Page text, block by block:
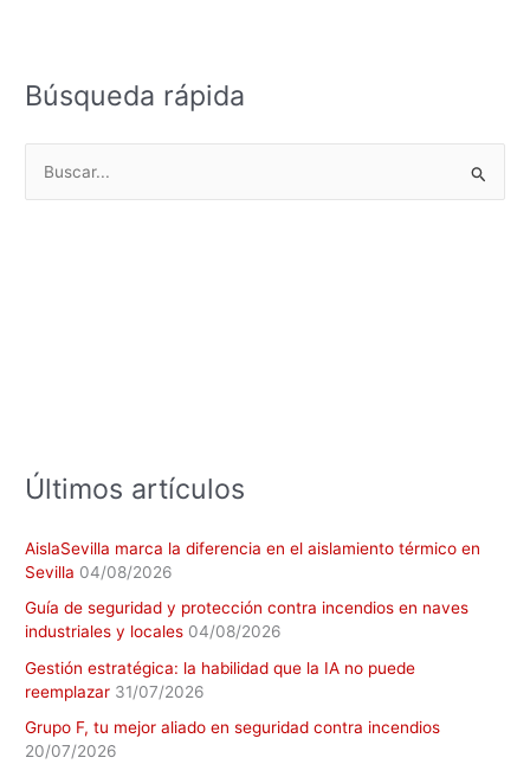
Búsqueda rápida
Últimos artículos
AislaSevilla marca la diferencia en el aislamiento térmico en
Sevilla 04/08/2026
Guía de seguridad y protección contra incendios en naves
industriales y locales 04/08/2026
Gestión estratégica: la habilidad que la IA no puede
reemplazar 31/07/2026
Grupo F, tu mejor aliado en seguridad contra incendios
20/07/2026